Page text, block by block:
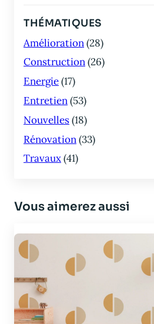
THÉMATIQUES
Amélioration(28)
Construction(26)
Energie(17)
Entretien(53)
Nouvelles(18)
Rénovation(33)
Travaux(41)
Vous aimerez aussi